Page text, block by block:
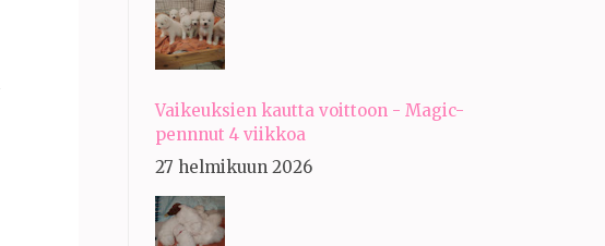
Vaikeuksien kautta voittoon - Magic-
pennnut 4 viikkoa
27 helmikuun 2026